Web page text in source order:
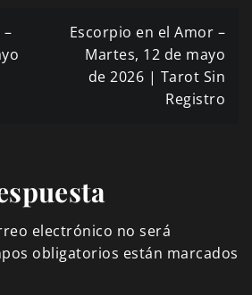
Escorpio en el Amor –
Martes, 12 de mayo
de 2026 | Tarot Sin
Registro
electrónico no será
obligatorios están marcados